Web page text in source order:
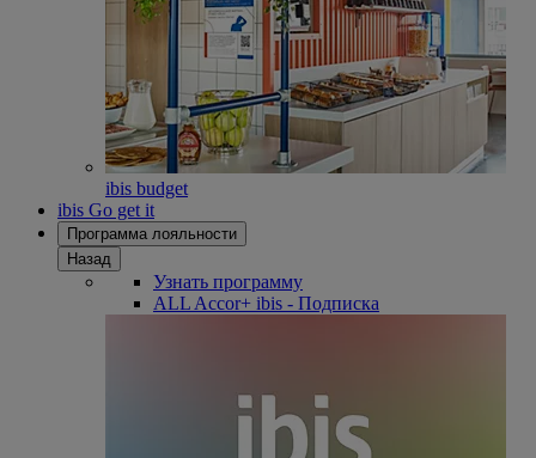
ibis budget
ibis Go get it
Программа лояльности
Назад
Узнать программу
ALL Accor+ ibis - Подписка